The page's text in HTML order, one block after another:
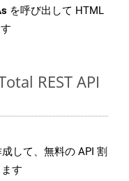
を呼び出して HTML
REST API
して、無料の API 割
す